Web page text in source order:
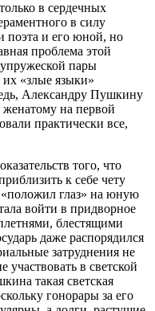
в сердечных
в силу
поэта и его юной, но
проблема этой
пары
«злые языки»
Александру Пушкину
на первой
практически все,
того, что
к себе чету
глаз» на юную
войти в придворное
блестящими
даже распорядился
затруднения не
участвовать в светской
такая светская
гонорары за его